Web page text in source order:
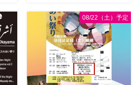
山
女
き
8/29（土）Baran Saidi WSお
申し込み多数につき会場変更し
ました♡ 表町桃太郎スタジオ
岡山県岡山市 北区表町2丁目6-
64 4階 ショー会場から近いの
で、安心♡駅からもバスで天満
屋バスス […]
08/22（土）予定